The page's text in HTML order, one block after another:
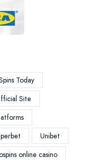
Today
Site
Unibet
online casino